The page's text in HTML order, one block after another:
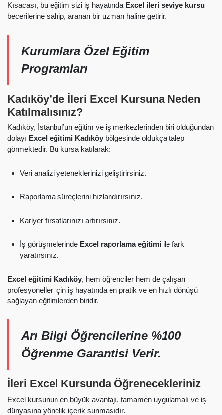
Kısacası, bu eğitim sizi iş hayatında Excel ileri seviye kursu
becerilerine sahip, aranan bir uzman haline getirir.
Kurumlara Özel Eğitim
Programları
Kadıköy’de İleri Excel Kursuna Neden
Katılmalısınız?
Kadıköy, İstanbul’un eğitim ve iş merkezlerinden biri olduğundan
dolayı Excel eğitimi Kadıköy bölgesinde oldukça talep
görmektedir. Bu kursa katılarak:
Veri analizi yeteneklerinizi geliştirirsiniz.
Raporlama süreçlerini hızlandırırsınız.
Kariyer fırsatlarınızı artırırsınız.
İş görüşmelerinde Excel raporlama eğitimi ile fark
yaratırsınız.
Excel eğitimi Kadıköy, hem öğrenciler hem de çalışan
profesyoneller için iş hayatında en pratik ve en hızlı dönüşü
sağlayan eğitimlerden biridir.
Arı Bilgi Öğrencilerine %100
Öğrenme Garantisi Verir.
İleri Excel Kursunda Öğrenecekleriniz
Excel kursunun en büyük avantajı, tamamen uygulamalı ve iş
dünyasına yönelik içerik sunmasıdır.